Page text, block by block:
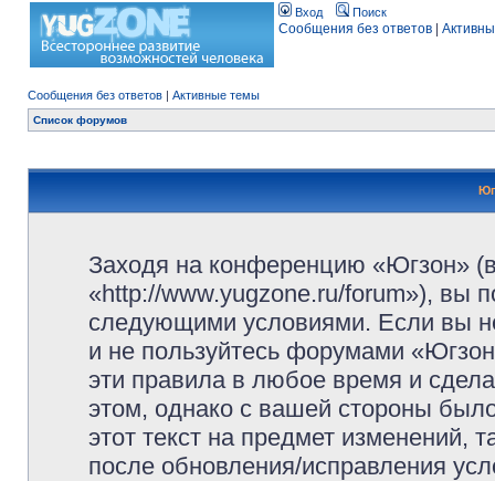
Вход Поиск
Сообщения без ответов
Сообщения без ответов | Активные темы
Список форумов
Заходя на конференцию «Югзон»
«http://www.yugzone.ru/forum»), вы
следующими условиями. Если вы
и не пользуйтесь форумами
эти правила в любое время и
этом, однако с вашей стороны
этот текст на предмет изменений,
после обновления/исправления